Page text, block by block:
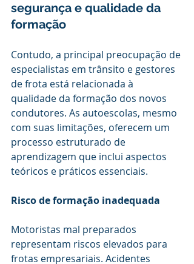
segurança e qualidade da
formação
Contudo, a principal preocupação de
especialistas em trânsito e gestores
de frota está relacionada à
qualidade da formação dos novos
condutores. As autoescolas, mesmo
com suas limitações, oferecem um
processo estruturado de
aprendizagem que inclui aspectos
teóricos e práticos essenciais.
Risco de formação inadequada
Motoristas mal preparados
representam riscos elevados para
frotas empresariais. Acidentes